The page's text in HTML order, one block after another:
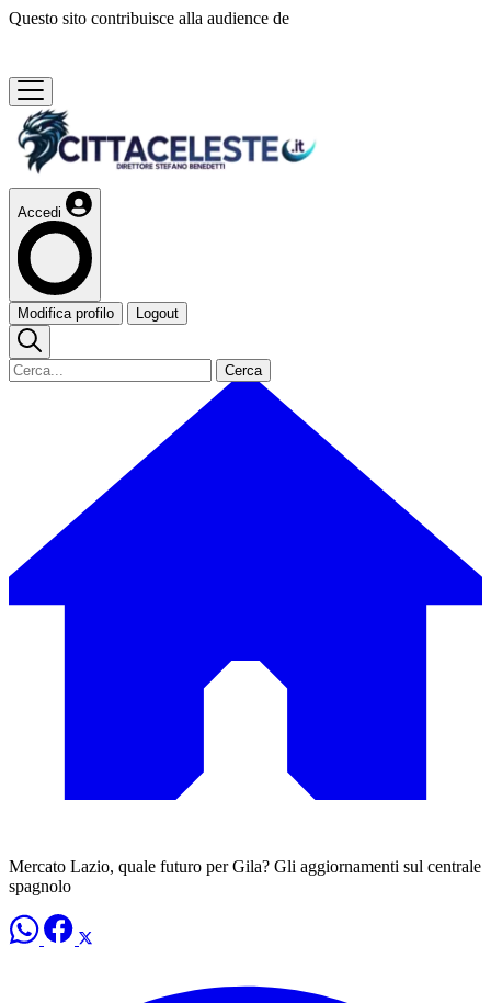
Questo sito contribuisce alla audience de
Accedi
Modifica profilo Logout
Cerca
Mercato Lazio, quale futuro per Gila? Gli aggiornamenti sul centrale
spagnolo